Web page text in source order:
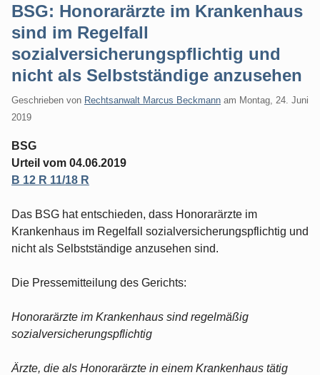
BSG: Honorarärzte im Krankenhaus
sind im Regelfall
sozialversicherungspflichtig und
nicht als Selbstständige anzusehen
Geschrieben von Rechtsanwalt Marcus Beckmann am Montag, 24. Juni
2019
BSG
Urteil vom 04.06.2019
B 12 R 11/18 R
Das BSG hat entschieden, dass Honorarärzte im
Krankenhaus im Regelfall sozialversicherungspflichtig und
nicht als Selbstständige anzusehen sind.
Die Pressemitteilung des Gerichts:
Honorarärzte im Krankenhaus sind regelmäßig
sozialversicherungspflichtig
Ärzte, die als Honorarärzte in einem Krankenhaus tätig